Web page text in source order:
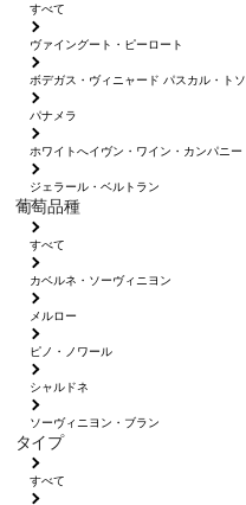
すべて
ヴァイングート・ピーロート
ボデガス・ヴィニャード パスカル・トソ
パナメラ
ホワイトへイヴン・ワイン・カンパニー
ジェラール・ベルトラン
葡萄品種
すべて
カベルネ・ソーヴィニヨン
メルロー
ピノ・ノワール
シャルドネ
ソーヴィニヨン・ブラン
タイプ
すべて